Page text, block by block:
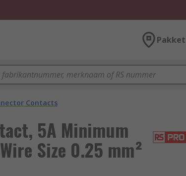
Contacts
5A Minimum
Size 0.25 mm²